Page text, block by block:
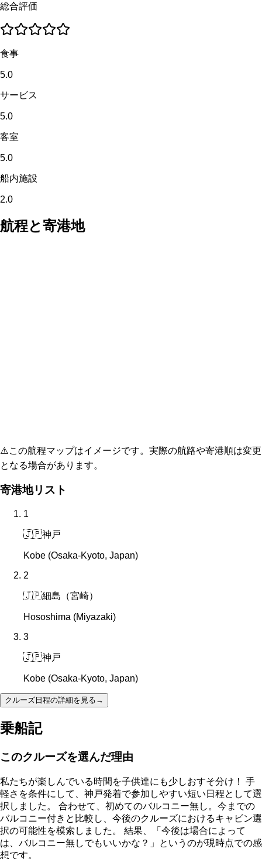
総合評価
食事
5.0
サービス
5.0
客室
5.0
船内施設
2.0
航程と寄港地
⚠️この航程マップはイメージです。実際の航路や寄港順は変更
となる場合があります。
寄港地リスト
1
🇯🇵神戸
Kobe (Osaka-Kyoto, Japan)
2
🇯🇵細島（宮崎）
Hososhima (Miyazaki)
3
🇯🇵神戸
Kobe (Osaka-Kyoto, Japan)
クルーズ日程の詳細を見る →
乗船記
このクルーズを選んだ理由
私たちが楽しんでいる時間を子供達にも少しおすそ分け！ 手
軽さを条件にして、神戸発着で参加しやすい短い日程として選
択しました。 合わせて、初めてのバルコニー無し。今までの
バルコニー付きと比較し、今後のクルーズにおけるキャビン選
択の可能性を模索しました。 結果、「今後は場合によって
は、バルコニー無しでもいいかな？」というのが現時点での感
想です。